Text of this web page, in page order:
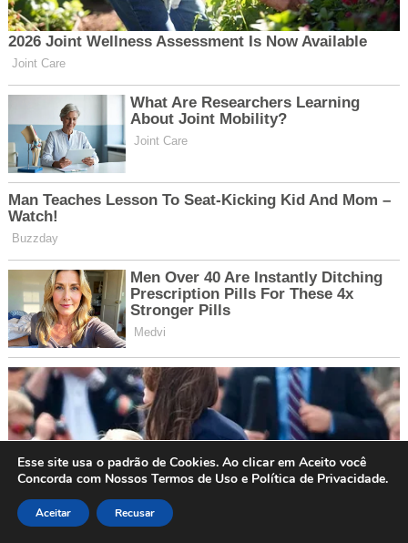
Esse site usa o padrão de Cookies. Ao clicar em Aceito você
Concorda com Nossos Termos de Uso e Política de Privacidade.
Aceitar Recusar